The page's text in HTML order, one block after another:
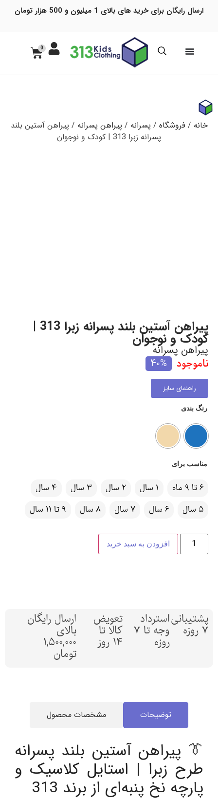
ارسال رایگان برای خرید های بالای 1 میلیون و 500 هزار تومان
0
خانه /فروشگاه / پسرانه / پیراهن پسرانه / پیراهن آستین بلند
پسرانه زبرا 313 | کودک و نوجوان
پیراهن آستین بلند پسرانه زبرا 313 |
کودک و نوجوان
پیراهن پسرانه
ناموجود 40%
راهنمای سایز
رنگ بندی
مناسب برای
6 تا 9 ماه 1 سال 2 سال 3 سال
4 سال
5 سال
6 سال 7 سال 8 سال 9 تا 11 سال
افزودن به سبد خرید
پشتیبانی
7 روزه
استرداد
وجه تا 7
روزه
تعویض
کالا تا
14 روز
ارسال رایگان
بالای
1,500,000
تومان
توضیحات مشخصات محصول
👔 پیراهن آستین بلند پسرانه
طرح زبرا | استایل کلاسیک و
پارچه نخ پنبه‌ای از برند 313